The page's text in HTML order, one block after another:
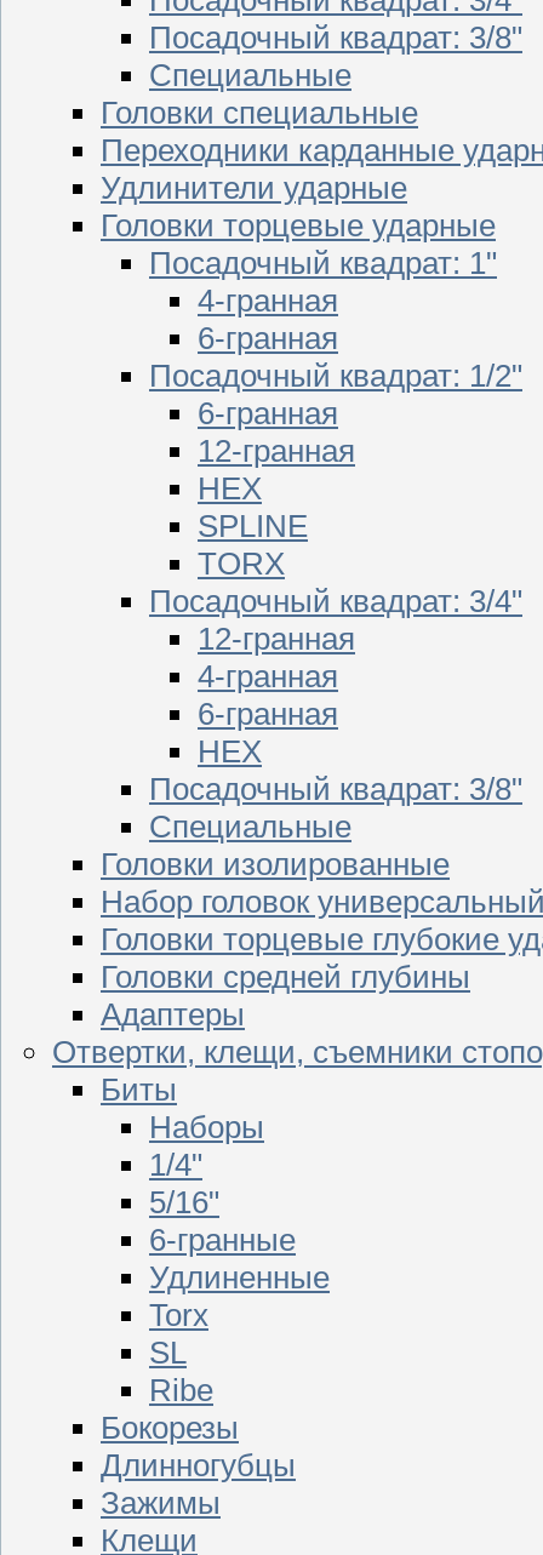
Посадочный квадрат: 3/8"
Специальные
Головки специальные
Переходники карданные
Удлинители ударные
Головки торцевые ударные
Посадочный квадрат: 1"
4-гранная
6-гранная
Посадочный квадрат: 1/2"
6-гранная
12-гранная
HEX
SPLINE
TORX
Посадочный квадрат: 3/4"
12-гранная
4-гранная
6-гранная
HEX
Посадочный квадрат: 3/8"
Специальные
Головки изолированные
Набор головок
Головки торцевые глубокие
Головки средней глубины
Адаптеры
Отвертки, клещи, съемники
Биты
Наборы
1/4"
5/16"
6-гранные
Удлиненные
Torx
SL
Ribe
Бокорезы
Длинногубцы
Зажимы
Клещи